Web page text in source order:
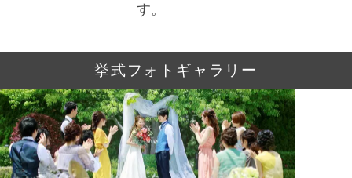
す。
挙式フォトギャラリー